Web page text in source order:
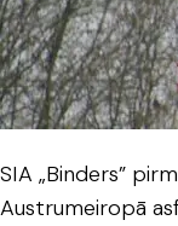
SIA „Binders”
Austrumeiropā